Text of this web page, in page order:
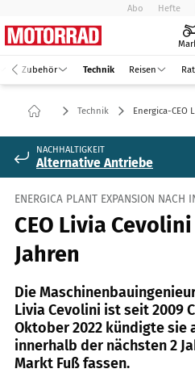
Abo Hefte
Zubehör Technik Reisen
Technik Energica-CEO
NACHHALTIGKEIT
Alternative Antriebe
ENERGICA PLANT EXPANSION NACH
CEO Livia
Jahren
Die
Livia Cevolini ist seit 2009
Oktober 2022 kündigte sie
innerhalb der nächsten 2
Markt Fuß fassen.